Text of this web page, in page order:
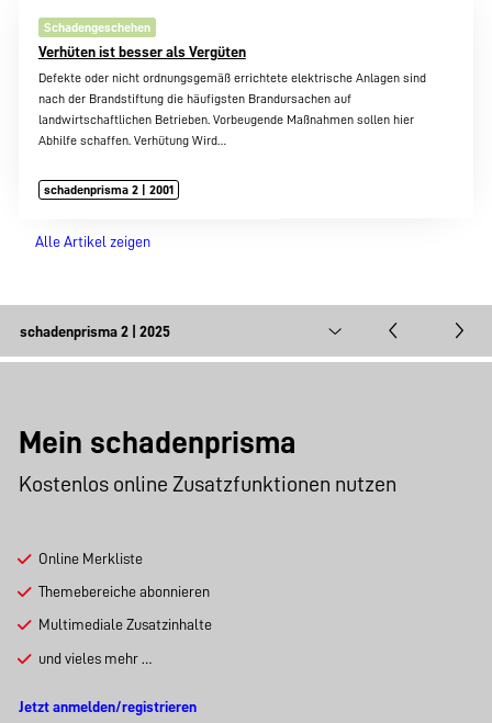
Schadengeschehen
Verhüten ist besser als Vergüten
Defekte oder nicht ordnungsgemäß errichtete elektrische Anlagen sind
nach der Brandstiftung die häufigsten Brandursachen auf
landwirtschaftlichen Betrieben. Vorbeugende Maßnahmen sollen hier
Abhilfe schaffen. Verhütung Wird…
schadenprisma 2 | 2001
Alle Artikel zeigen
Mein schadenprisma
Kostenlos online Zusatzfunktionen nutzen
Online Merkliste
Themebereiche abonnieren
Multimediale Zusatzinhalte
und vieles mehr …
Jetzt anmelden/registrieren